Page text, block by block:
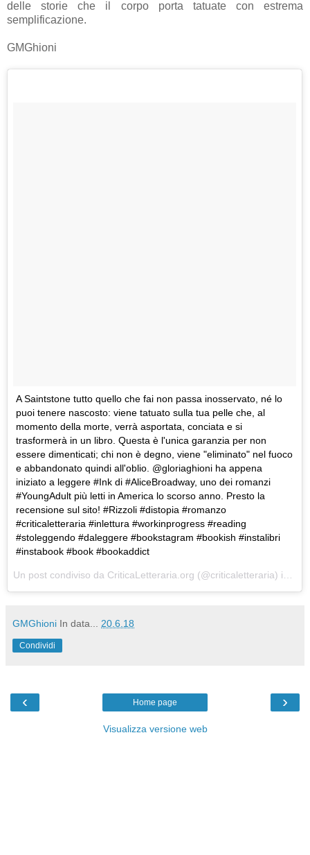
delle storie che il corpo porta tatuate con estrema
semplificazione.
GMGhioni
A Saintstone tutto quello che fai non passa inosservato, né lo
puoi tenere nascosto: viene tatuato sulla tua pelle che, al
momento della morte, verrà asportata, conciata e si
trasformerà in un libro. Questa è l'unica garanzia per non
essere dimenticati; chi non è degno, viene "eliminato" nel fuoco
e abbandonato quindi all'oblio. @gloriaghioni ha appena
iniziato a leggere #Ink di #AliceBroadway, uno dei romanzi
#YoungAdult più letti in America lo scorso anno. Presto la
recensione sul sito! #Rizzoli #distopia #romanzo
#criticaletteraria #inlettura #workinprogress #reading
#stoleggendo #daleggere #bookstagram #bookish #instalibri
#instabook #book #bookaddict
Un post condiviso da CriticaLetteraria.org (@criticaletteraria) in data:
GMGhioni In data... 20.6.18
Condividi
‹ ›
Home page
Visualizza versione web